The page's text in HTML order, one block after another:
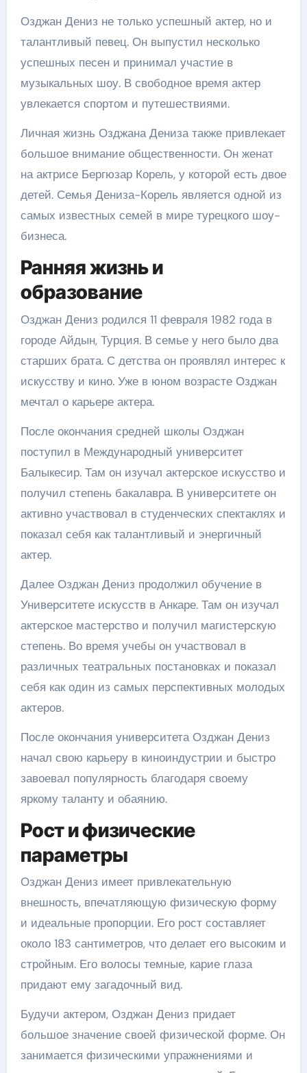
Озджан Дениз не только успешный актер, но и
талантливый певец. Он выпустил несколько
успешных песен и принимал участие в
музыкальных шоу. В свободное время актер
увлекается спортом и путешествиями.
Личная жизнь Озджана Дениза также привлекает
большое внимание общественности. Он женат
на актрисе Бергюзар Корель, у которой есть двое
детей. Семья Дениза-Корель является одной из
самых известных семей в мире турецкого шоу-
бизнеса.
Ранняя жизнь и
образование
Озджан Дениз родился 11 февраля 1982 года в
городе Айдын, Турция. В семье у него было два
старших брата. С детства он проявлял интерес к
искусству и кино. Уже в юном возрасте Озджан
мечтал о карьере актера.
После окончания средней школы Озджан
поступил в Международный университет
Балыкесир. Там он изучал актерское искусство и
получил степень бакалавра. В университете он
активно участвовал в студенческих спектаклях и
показал себя как талантливый и энергичный
актер.
Далее Озджан Дениз продолжил обучение в
Университете искусств в Анкаре. Там он изучал
актерское мастерство и получил магистерскую
степень. Во время учебы он участвовал в
различных театральных постановках и показал
себя как один из самых перспективных молодых
актеров.
После окончания университета Озджан Дениз
начал свою карьеру в киноиндустрии и быстро
завоевал популярность благодаря своему
яркому таланту и обаянию.
Рост и физические
параметры
Озджан Дениз имеет привлекательную
внешность, впечатляющую физическую форму
и идеальные пропорции. Его рост составляет
около 183 сантиметров, что делает его высоким и
стройным. Его волосы темные, карие глаза
придают ему загадочный вид.
Будучи актером, Озджан Дениз придает
большое значение своей физической форме. Он
занимается физическими упражнениями и